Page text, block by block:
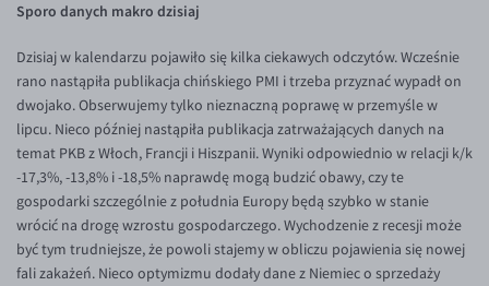
EUR/SGD
EUR/TRY
EUR/ZAR
GBP/USD
USD/CHF
GBP/CHF
Sporo danych makro dzisiaj
Dzisiaj w kalendarzu pojawiło się kilka ciekawych odczytów. Wcześnie
rano nastąpiła publikacja chińskiego PMI i trzeba przyznać wypadł on
dwojako. Obserwujemy tylko nieznaczną poprawę w przemyśle w
lipcu. Nieco później nastąpiła publikacja zatrważających danych na
temat PKB z Włoch, Francji i Hiszpanii. Wyniki odpowiednio w relacji k/k
-17,3%, -13,8% i -18,5% naprawdę mogą budzić obawy, czy te
gospodarki szczególnie z południa Europy będą szybko w stanie
wrócić na drogę wzrostu gospodarczego. Wychodzenie z recesji może
być tym trudniejsze, że powoli stajemy w obliczu pojawienia się nowej
fali zakażeń. Nieco optymizmu dodały dane z Niemiec o sprzedaży